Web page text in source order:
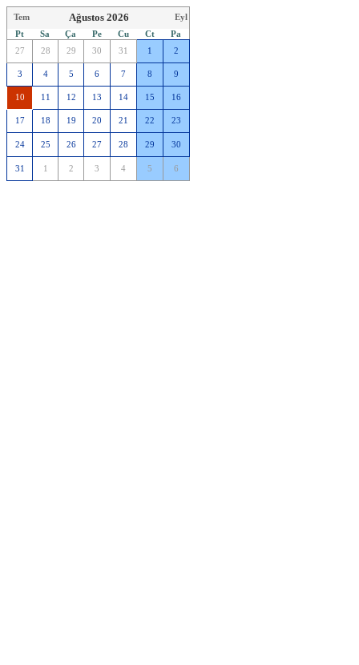
Tem Ağustos 2026
Eyl
Pt
Sa Ça Pe Cu Ct
Pa
27
28 29 30 31 1 2
3 4 5 6 7 8 9
10 11 12 13 14 15 16
17 18 19 20 21 22 23
24 25 26 27 28 29 30
31 1 2 3 4 5 6